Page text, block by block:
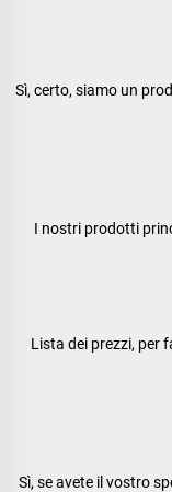
Sì, certo, siamo un
I nostri prodotti
Lista dei prezzi, per
Sì, se avete il vostro